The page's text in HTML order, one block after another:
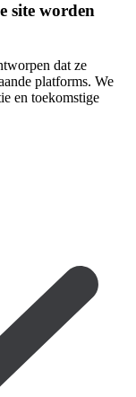
site worden
dat ze
platforms. We
en toekomstige